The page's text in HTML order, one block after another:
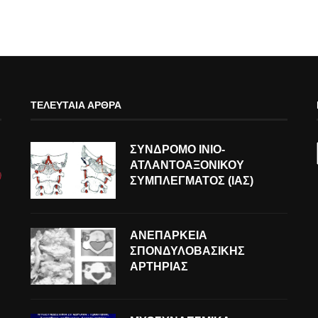
ΤΕΛΕΥΤΑΊΑ ΆΡΘΡΑ
ΣΥΝΔΡΟΜΟ ΙΝΙΟ-
ΑΤΛΑΝΤΟΑΞΟΝΙΚΟΥ
ΣΥΜΠΛΕΓΜΑΤΟΣ (ΙΑΣ)
ΑΝΕΠΑΡΚΕΙΑ
ΣΠΟΝΔΥΛΟΒΑΣΙΚΗΣ
ΑΡΤΗΡΙΑΣ